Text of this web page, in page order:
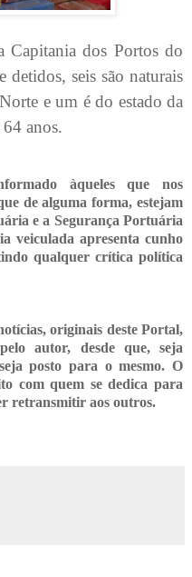
Capitania dos Portos do
detidos, seis são naturais
e um é do estado da
anos.
àqueles que nos
de alguma forma, estejam
e a Segurança Portuária
veiculada apresenta cunho
qualquer crítica política
valor.
originais deste Portal,
autor, desde que, seja
posto para o mesmo. O
com quem se dedica para
retransmitir aos outros.